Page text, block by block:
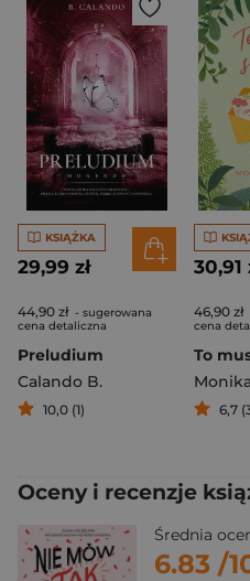
KSIĄŻKA
29,99 zł
44,90 zł - sugerowana
cena detaliczna
Preludium
Calando B.
10,0 (1)
30,91
46,90 zł
cena
To
6,7
Oceny i recenzje
Średnia
6.83 /